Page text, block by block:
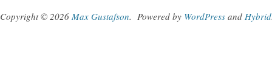
Copyright © 2026 Max Gustafson. Powered by WordPress and Hybrid